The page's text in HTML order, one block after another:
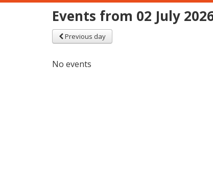
Events from 02 July
Previous day
No events